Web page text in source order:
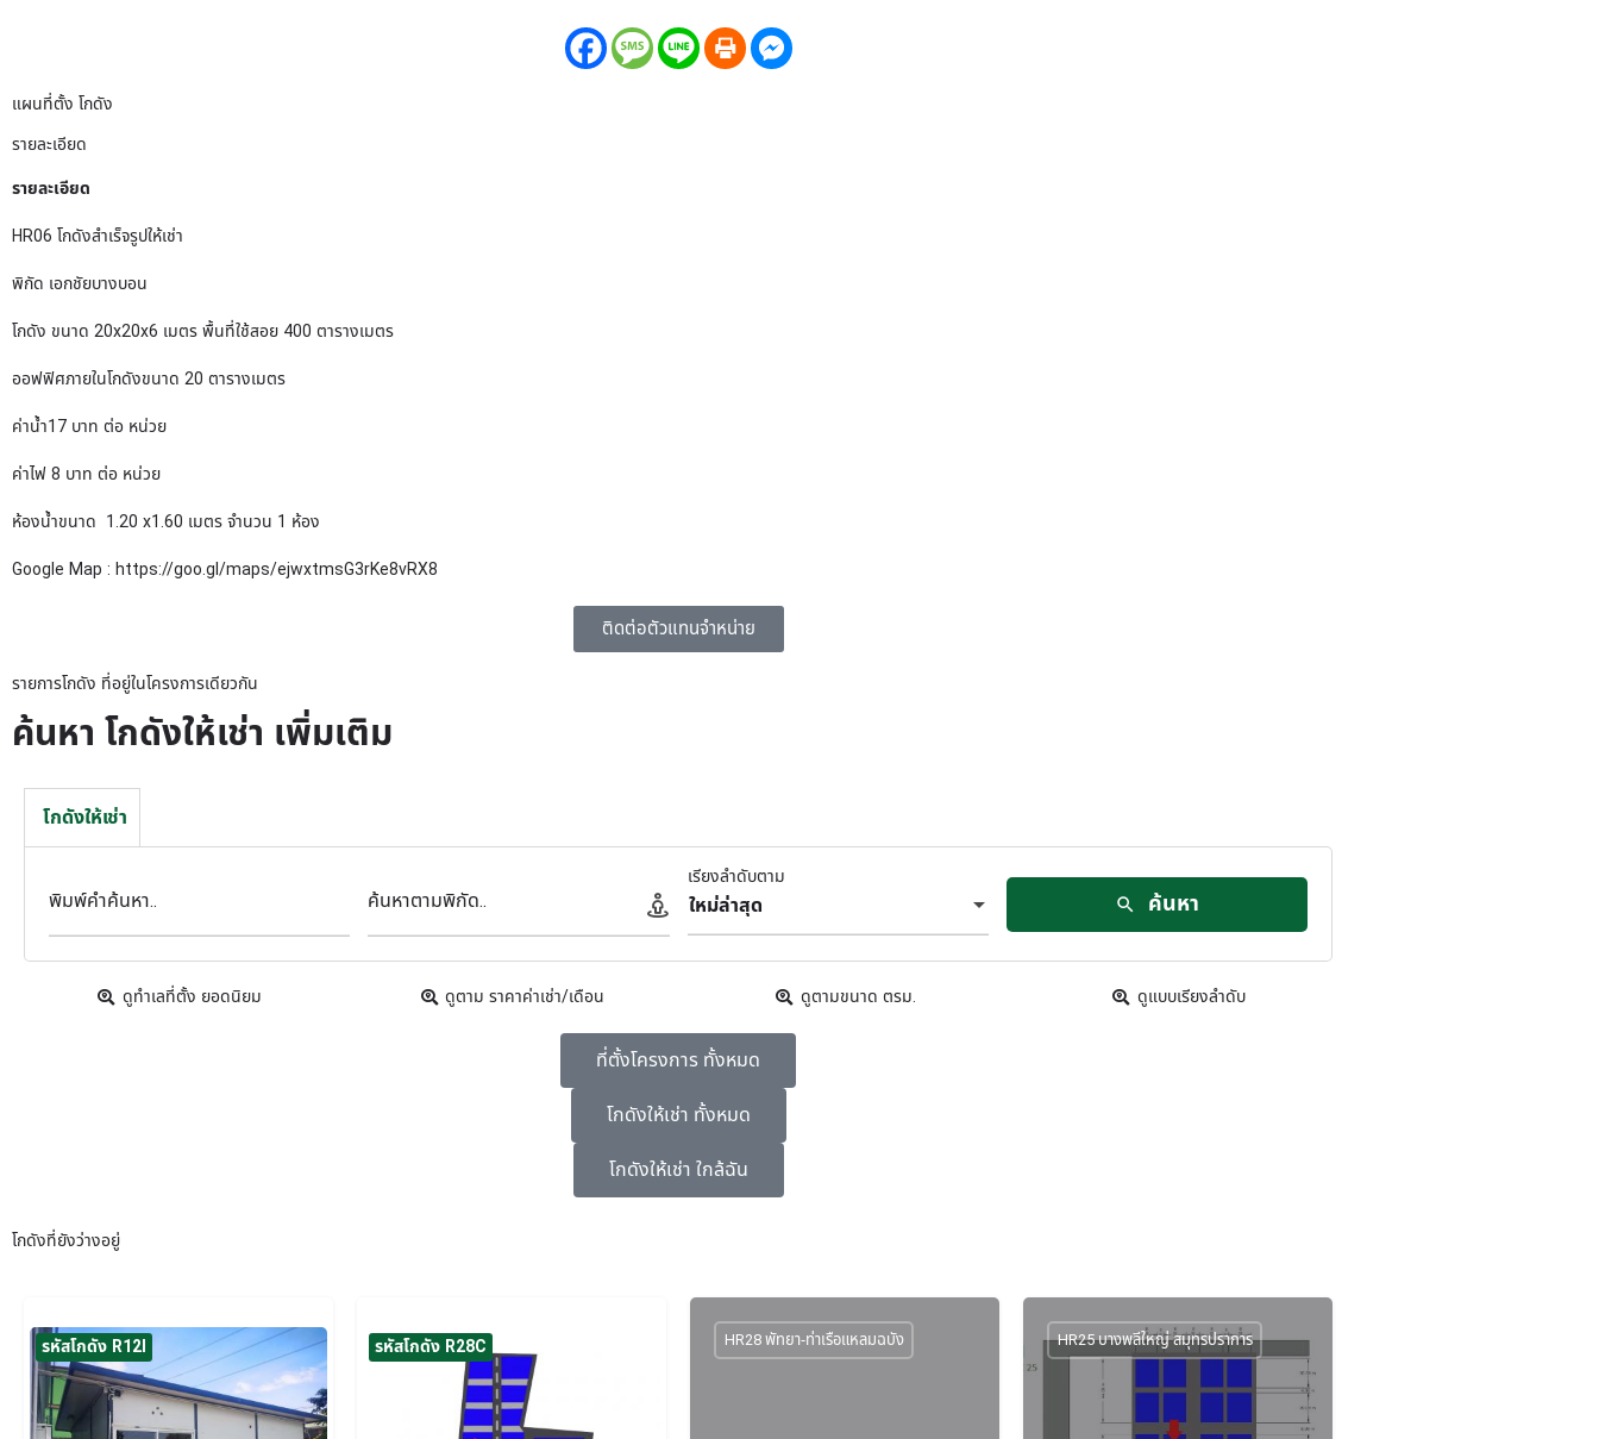
แผนที่ตั้ง โกดัง
รายละเอียด
รายละเอียด
HR06 โกดังสำเร็จรูปให้เช่า
พิกัด เอกชัยบางบอน
โกดัง ขนาด 20x20x6 เมตร พื้นที่ใช้สอย 400 ตารางเมตร
ออฟฟิศภายในโกดังขนาด 20 ตารางเมตร
ค่าน้ำ17 บาท ต่อ หน่วย
ค่าไฟ 8 บาท ต่อ หน่วย
ห้องน้ำขนาด 1.20 x1.60 เมตร จำนวน 1 ห้อง
Google Map : https://goo.gl/maps/ejwxtmsG3rKe8vRX8
ติดต่อตัวแทนจำหน่าย
รายการโกดัง ที่อยู่ในโครงการเดียวกัน
ค้นหา โกดังให้เช่า เพิ่มเติม
โกดังให้เช่า
พิมพ์คำค้นหา.. ค้นหาตามพิกัด.. ใหม่ล่าสุด
เรียงลำดับตาม
ค้นหา
ดูทำเลที่ตั้ง ยอดนิยม ดูตาม ราคาค่าเช่า/เดือน ดูตามขนาด ตรม. ดูแบบเรียงลำดับ
ที่ตั้งโครงการ ทั้งหมด
โกดังให้เช่า ทั้งหมด
โกดังให้เช่า ใกล้ฉัน
โกดังที่ยังว่างอยู่
รหัสโกดัง R12I รหัสโกดัง R28C HR28 พัทยา-ท่าเรือแหลมฉบัง HR25 บางพลีใหญ่ สมุทรปราการ